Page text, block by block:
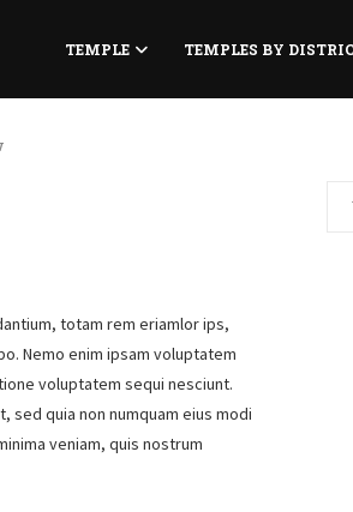
TEMPLE TEMPLES BY
totam rem eriamlor ips,
Nemo enim ipsam voluptatem
voluptatem sequi nesciunt.
quia non numquam eius modi
veniam, quis nostrum